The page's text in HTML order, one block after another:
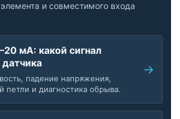
элемента и совместимого входа
мА: какой сигнал
падение напряжения,
петли и диагностика обрыва.